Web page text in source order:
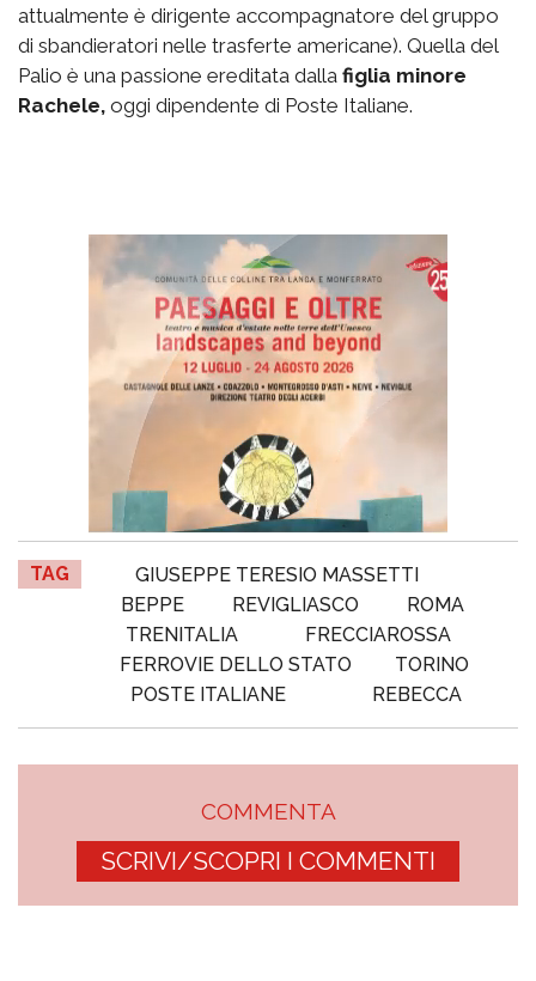
attualmente è dirigente accompagnatore del gruppo
di sbandieratori nelle trasferte americane). Quella del
Palio è una passione ereditata dalla figlia minore
Rachele, oggi dipendente di Poste Italiane.
TAG
GIUSEPPE TERESIO MASSETTI
BEPPE
REVIGLIASCO
ROMA
TRENITALIA
FRECCIAROSSA
FERROVIE DELLO STATO
TORINO
POSTE ITALIANE
REBECCA
COMMENTA
SCRIVI/SCOPRI I COMMENTI